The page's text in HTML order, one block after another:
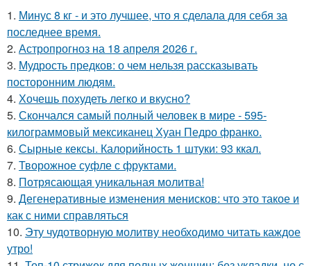
1. Минус 8 кг - и это лучшее, что я сделала для себя за
последнее время.
2. Астропрогноз на 18 апреля 2026 г.
3. Мудрость предков: о чем нельзя рассказывать
посторонним людям.
4. Хочешь похудеть легко и вкусно?
5. Скончался самый полный человек в мире - 595-
килограммовый мексиканец Хуан Педро франко.
6. Сырные кексы. Калорийность 1 штуки: 93 ккал.
7. Творожное суфле с фруктами.
8. Потрясающая уникальная молитва!
9. Дегенеративные изменения менисков: что это такое и
как с ними справляться
10. Эту чудотворную молитву необходимо читать каждое
утро!